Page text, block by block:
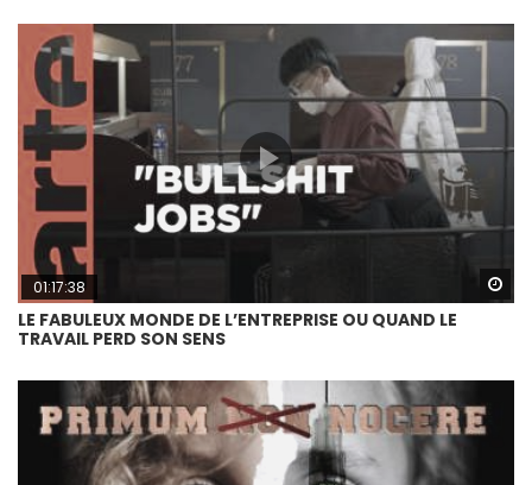
01:17:38
LE FABULEUX MONDE DE L’ENTREPRISE OU QUAND LE
TRAVAIL PERD SON SENS